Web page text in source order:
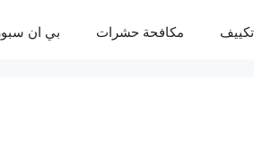
تكييف مكافحة حشرات بي ان